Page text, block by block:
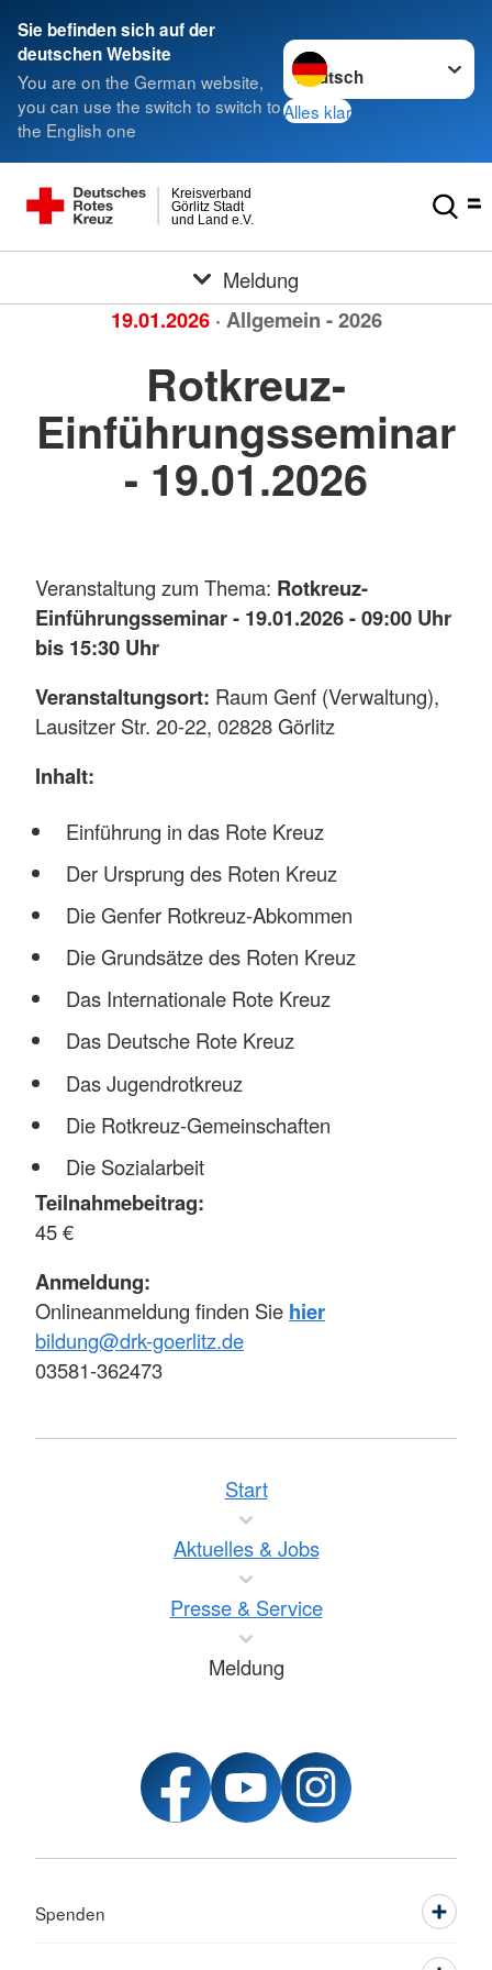
Sie befinden sich auf der
deutschen Website
You are on the German website,
you can use the switch to switch to
the English one
Sprache wechseln zu
Alles klar
und Land e.V.
Görlitz Stadt
Kreisverband
Meldung
19.01.2026 · Allgemein - 2026
Rotkreuz-
Einführungsseminar
- 19.01.2026
Veranstaltung zum Thema: Rotkreuz-
Einführungsseminar - 19.01.2026 - 09:00 Uhr
bis 15:30 Uhr
Veranstaltungsort: Raum Genf (Verwaltung),
Lausitzer Str. 20-22, 02828 Görlitz
Inhalt:
Einführung in das Rote Kreuz
Der Ursprung des Roten Kreuz
Die Genfer Rotkreuz-Abkommen
Die Grundsätze des Roten Kreuz
Das Internationale Rote Kreuz
Das Deutsche Rote Kreuz
Das Jugendrotkreuz
Die Rotkreuz-Gemeinschaften
Die Sozialarbeit
Teilnahmebeitrag:
45 €
Anmeldung:
Onlineanmeldung finden Sie hier
bildung@drk-goerlitz.de
03581-362473
Start
Aktuelles & Jobs
Presse & Service
Meldung
Spenden